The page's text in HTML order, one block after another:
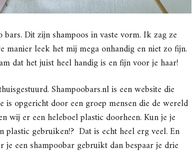
Dit zijn shampoos in vaste vorm. Ik zag ze
manier leek het mij mega onhandig en niet zo fijn.
dat het juist heel handig is en fijn voor je haar!
Shampoobars.nl is een website die
is opgericht door een groep mensen die de wereld
wij er een heleboel plastic doorheen. Kun je je
gebruiken!? Dat is echt heel erg veel. En
een shampoobar gebruikt dan bespaar je drie